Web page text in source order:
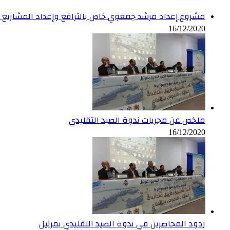
مشروع إعداد مرشد جمعوي خاص بالترافع وإعداد
16/12/2020
ملخص عن مجريات ندوة الصيد التقليدي
16/12/2020
ردود المحاضرين في ندوة الصيد التقليدي بمرتيل